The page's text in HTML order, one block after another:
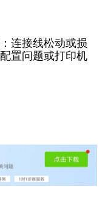
连接线松动或损
置问题或打印机